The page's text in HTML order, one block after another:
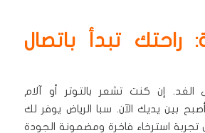
راحتك تبدأ باتصال
الغد. إن كنت تشعر بالتوتر أو آلام
بين يديك الآن. سبا الرياض يوفر لك
استرخاء فاخرة ومضمونة الجودة